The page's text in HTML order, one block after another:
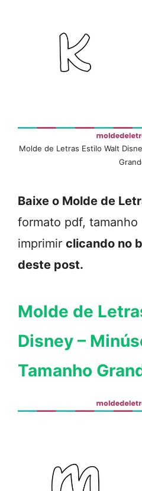
Molde de Letras Estilo Walt
Baixe o Molde de
formato pdf,
imprimir clicando no
deste post.
Molde de
Disney –
Tamanho